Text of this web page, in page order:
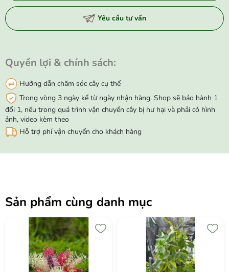
Yêu cầu tư vấn
Quyền lợi & chính sách:
Hướng dẫn chăm sóc cây cụ thể
Trong vòng 3 ngày kể từ ngày nhận hàng. Shop sẽ bảo hành 1
đổi 1, nếu trong quá trình vận chuyển cây bị hư hại và phải có hình
ảnh, video kèm theo
Hỗ trợ phí vận chuyển cho khách hàng
Sản phẩm cùng danh mục